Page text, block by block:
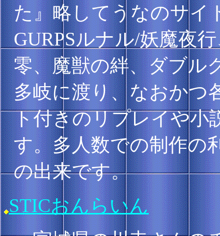
た』略してうなのサイ
GURPSルナル/妖魔夜
零、魔獣の絆、ダブル
多岐に渡り、なおかつ
ト付きのリプレイや小
す。多人数での制作の
の出来です。
STICおんらいん